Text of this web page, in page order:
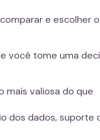
e escolher
você tome uma
mais valiosa do que
dos dados, suporte